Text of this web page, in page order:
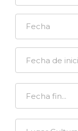
Fecha